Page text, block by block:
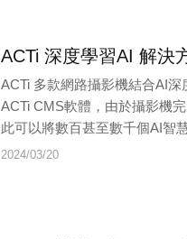
ACTi 深度學習AI 解決
ACTi 多款網路攝影機結合AI
ACTi CMS軟體，由於攝影機
此可以將數百甚至數千個AI智
2024/03/20